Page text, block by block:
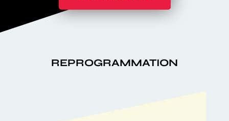
REPROGRAMMATION